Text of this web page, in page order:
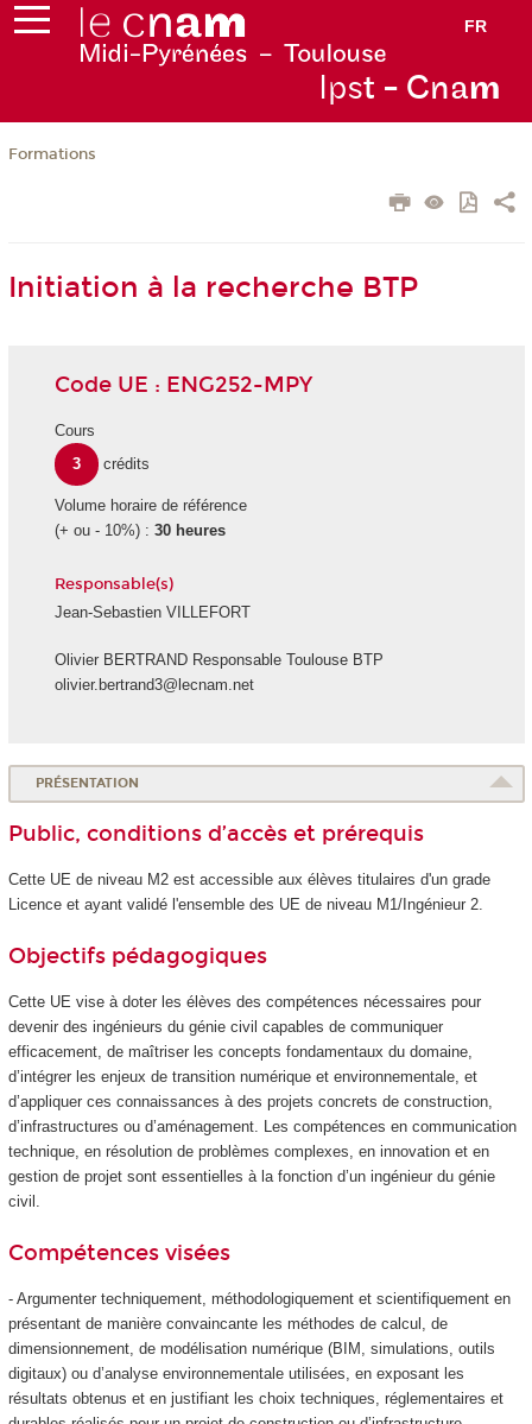
FR
Ipst - Cnam
Formations
Initiation à la recherche BTP
Code UE : ENG252-MPY
Cours
3
crédits
Volume horaire de référence
(+ ou - 10%) : 30 heures
Responsable(s)
Jean-Sebastien VILLEFORT
Olivier BERTRAND Responsable Toulouse BTP
olivier.bertrand3@lecnam.net
PRÉSENTATION
Public, conditions d’accès et prérequis
Cette UE de niveau M2 est accessible aux élèves titulaires d'un grade
Licence et ayant validé l'ensemble des UE de niveau M1/Ingénieur 2.
Objectifs pédagogiques
Cette UE vise à doter les élèves des compétences nécessaires pour
devenir des ingénieurs du génie civil capables de communiquer
efficacement, de maîtriser les concepts fondamentaux du domaine,
d’intégrer les enjeux de transition numérique et environnementale, et
d’appliquer ces connaissances à des projets concrets de construction,
d’infrastructures ou d’aménagement. Les compétences en communication
technique, en résolution de problèmes complexes, en innovation et en
gestion de projet sont essentielles à la fonction d’un ingénieur du génie
civil.
Compétences visées
- Argumenter techniquement, méthodologiquement et scientifiquement en
présentant de manière convaincante les méthodes de calcul, de
dimensionnement, de modélisation numérique (BIM, simulations, outils
digitaux) ou d’analyse environnementale utilisées, en exposant les
résultats obtenus et en justifiant les choix techniques, réglementaires et